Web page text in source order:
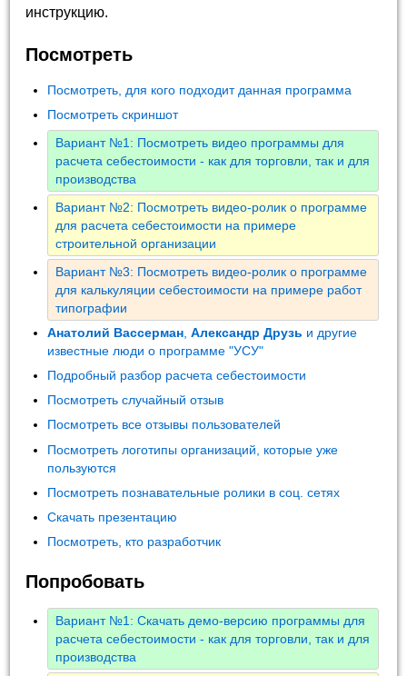
инструкцию.
Посмотреть
Посмотреть, для кого подходит данная программа
Посмотреть скриншот
Вариант №1: Посмотреть видео программы для
расчета себестоимости - как для торговли, так и для
производства
Вариант №2: Посмотреть видео-ролик о программе
для расчета себестоимости на примере
строительной организации
Вариант №3: Посмотреть видео-ролик о программе
для калькуляции себестоимости на примере работ
типографии
Анатолий Вассерман ,Александр Друзь и другие
известные люди о программе "УСУ"
Подробный разбор расчета себестоимости
Посмотреть случайный отзыв
Посмотреть все отзывы пользователей
Посмотреть логотипы организаций, которые уже
пользуются
Посмотреть познавательные ролики в соц. сетях
Скачать презентацию
Посмотреть, кто разработчик
Попробовать
Вариант №1: Скачать демо-версию программы для
расчета себестоимости - как для торговли, так и для
производства